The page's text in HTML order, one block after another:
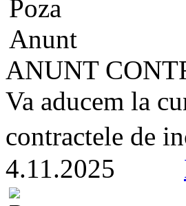
ANUNT
Va aducem la
contractele de
4.11.2025